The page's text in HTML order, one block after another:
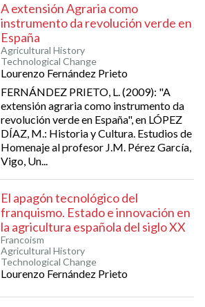
A extensión Agraria como
instrumento da revolución verde en
España
Agricultural History
Technological Change
Lourenzo Fernández Prieto
FERNÁNDEZ PRIETO, L. (2009): "A
extensión agraria como instrumento da
revolución verde en España", en LÓPEZ
DÍAZ, M.: Historia y Cultura. Estudios de
Homenaje al profesor J.M. Pérez García,
Vigo, Un...
El apagón tecnológico del
franquismo. Estado e innovación en
la agricultura española del siglo XX
Francoism
Agricultural History
Technological Change
Lourenzo Fernández Prieto